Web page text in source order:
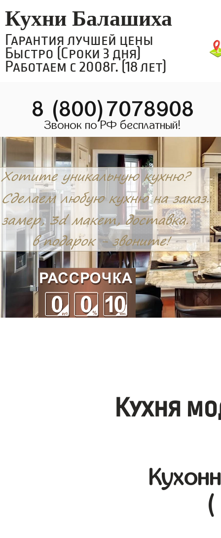
Кухни Балашиха
Гарантия лучшей цены
Быстро (Сроки 3 дня)
Работаем с 2008г. (18 лет)
8 (800)7078908
Звонок по РФ бесплатный!
Кухня
(